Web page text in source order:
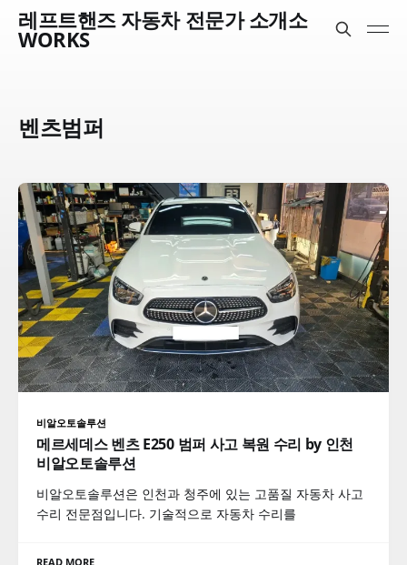
레프트핸즈 자동차 전문가 소개소
WORKS
벤츠범퍼
비알오토솔루션
메르세데스 벤츠 E250 범퍼 사고 복원 수리 by 인천
비알오토솔루션
비알오토솔루션은 인천과 청주에 있는 고품질 자동차 사고
수리 전문점입니다. 기술적으로 자동차 수리를
READ MORE